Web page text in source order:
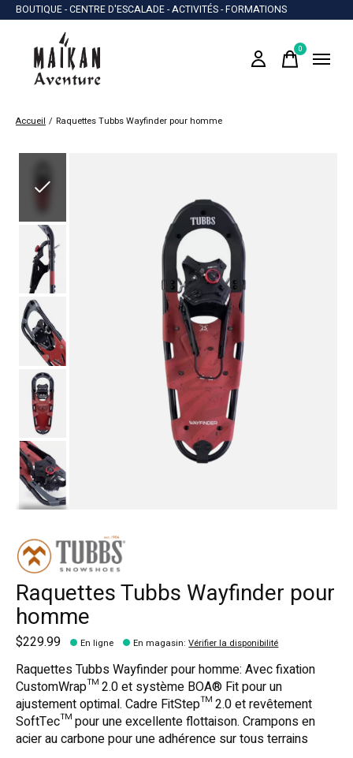
BOUTIQUE - CENTRE D'ESCALADE - ACTIVITÉS - FORMATIONS
0items
Accueil / Raquettes Tubbs Wayfinder pour homme
Raquettes Tubbs Wayfinder pour
homme
$229.99 En ligne En magasin:Vérifier la disponibilité
Raquettes Tubbs Wayfinder pour homme: Avec fixation
CustomWrap™ 2.0 et système BOA® Fit pour un
ajustement optimal. Cadre FitStep™ 2.0 et revêtement
SoftTec™ pour une excellente flottaison. Crampons en
acier au carbone pour une adhérence sur tous terrains